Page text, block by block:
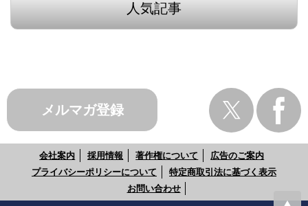
人気記事
メルマガ登録
会社案内 採用情報 著作権について
広告のご案内
プライバシーポリシーについて
特定商取引法に基づく表示
お問い合わせ